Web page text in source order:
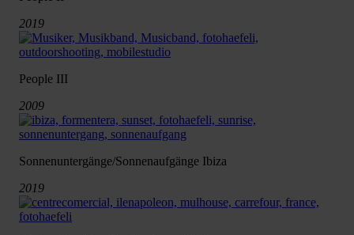
2019
People III
2009
Sonnenuntergänge/Sonnenaufgänge Ibiza
2019